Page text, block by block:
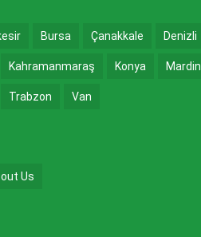
Bursa Çanakkale Denizli
Kahramanmaraş Konya Mardin
Trabzon Van
Us